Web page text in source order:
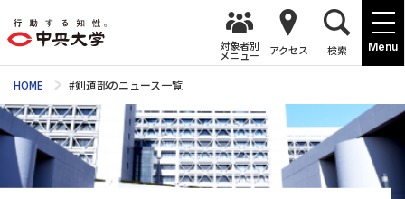
Menu
対象者別
メニュー アクセス 検索
HOME #剣道部のニュース一覧